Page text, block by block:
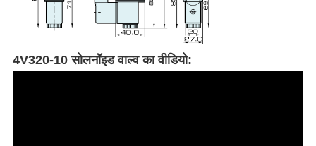
4V320-10 सोलनॉइड वाल्व का वीडियो: